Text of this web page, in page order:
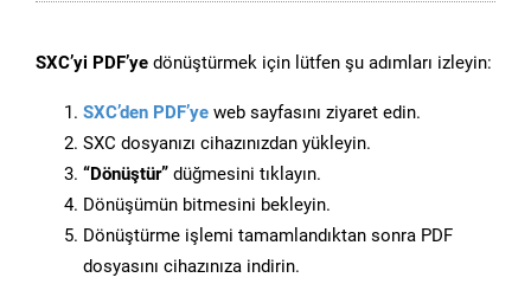
SXC’yi PDF’ye dönüştürmek için lütfen şu adımları izleyin:
SXC’den PDF’ye web sayfasını ziyaret edin.
SXC dosyanızı cihazınızdan yükleyin.
“Dönüştür” düğmesini tıklayın.
Dönüşümün bitmesini bekleyin.
Dönüştürme işlemi tamamlandıktan sonra PDF
dosyasını cihazınıza indirin.